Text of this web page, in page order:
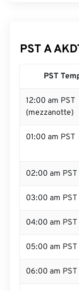
PST A
PST
12:00 am PST
(mezzanotte)
01:00 am PST
02:00 am PST
03:00 am PST
04:00 am PST
05:00 am PST
06:00 am PST